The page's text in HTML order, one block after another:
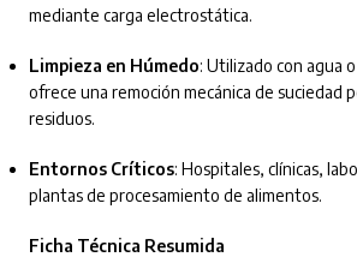
mediante carga electrostática.
Limpieza en Húmedo: Utilizado con agua
ofrece una remoción mecánica de suciedad
residuos.
Entornos Críticos: Hospitales, clínicas,
plantas de procesamiento de alimentos.
Ficha Técnica Resumida